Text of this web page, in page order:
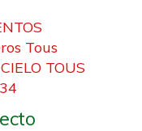
Tous
TOUS